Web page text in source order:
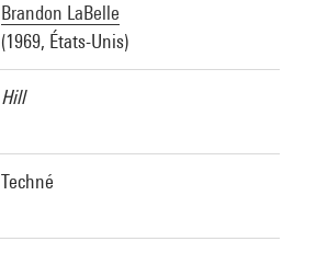
Brandon LaBelle
(1969, États-Unis)
Hill
Techné